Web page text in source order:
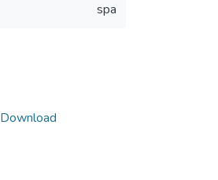
spa
Download